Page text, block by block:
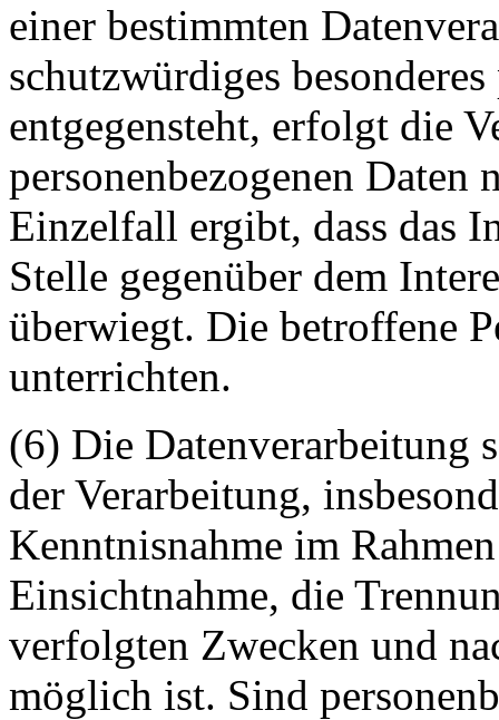
einer bestimmten
schutzwürdiges
entgegensteht, erfolgt die
personenbezogenen
Einzelfall ergibt, dass das
Stelle gegenüber dem
überwiegt. Die betroffene
unterrichten.
(6) Die Datenverarbeitung
der Verarbeitung,
Kenntnisnahme im
Einsichtnahme, die
verfolgten Zwecken und
möglich ist. Sind